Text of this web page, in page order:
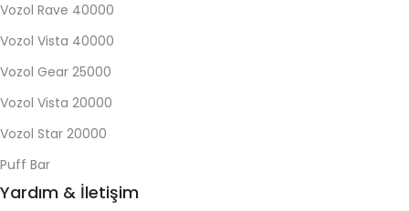
Vozol Rave 40000
Vozol Vista 40000
Vozol Gear 25000
Vozol Vista 20000
Vozol Star 20000
Puff Bar
Yardım & İletişim